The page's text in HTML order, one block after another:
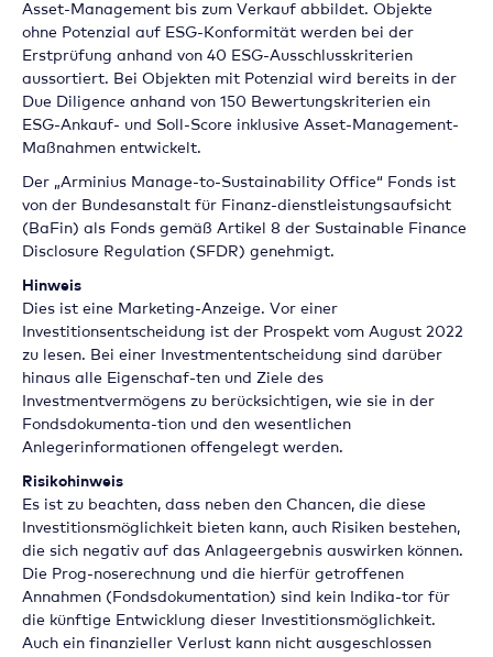
Asset-Management bis zum Verkauf abbildet. Objekte
ohne Potenzial auf ESG-Konformität werden bei der
Erstprüfung anhand von 40 ESG-Ausschlusskriterien
aussortiert. Bei Objekten mit Potenzial wird bereits in der
Due Diligence anhand von 150 Bewertungskriterien ein
ESG-Ankauf- und Soll-Score inklusive Asset-Management-
Maßnahmen entwickelt.
Der „Arminius Manage-to-Sustainability Office“ Fonds ist
von der Bundesanstalt für Finanz-dienstleistungsaufsicht
(BaFin) als Fonds gemäß Artikel 8 der Sustainable Finance
Disclosure Regulation (SFDR) genehmigt.
Hinweis
Dies ist eine Marketing-Anzeige. Vor einer
Investitionsentscheidung ist der Prospekt vom August 2022
zu lesen. Bei einer Investmententscheidung sind darüber
hinaus alle Eigenschaf-ten und Ziele des
Investmentvermögens zu berücksichtigen, wie sie in der
Fondsdokumenta-tion und den wesentlichen
Anlegerinformationen offengelegt werden.
Risikohinweis
Es ist zu beachten, dass neben den Chancen, die diese
Investitionsmöglichkeit bieten kann, auch Risiken bestehen,
die sich negativ auf das Anlageergebnis auswirken können.
Die Prog-noserechnung und die hierfür getroffenen
Annahmen (Fondsdokumentation) sind kein Indika-tor für
die künftige Entwicklung dieser Investitionsmöglichkeit.
Auch ein finanzieller Verlust kann nicht ausgeschlossen